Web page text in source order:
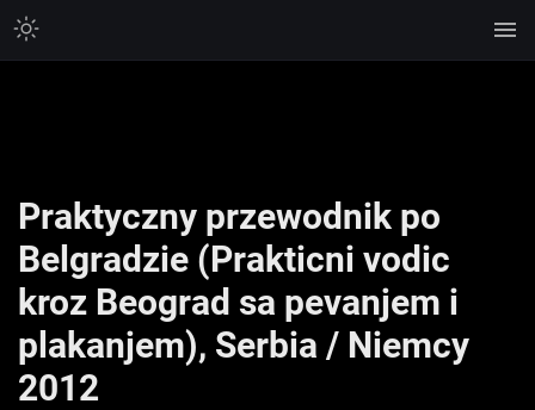
Praktyczny przewodnik po
Belgradzie (Prakticni vodic
kroz Beograd sa pevanjem i
plakanjem), Serbia / Niemcy
2012